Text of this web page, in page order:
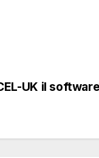
UK il